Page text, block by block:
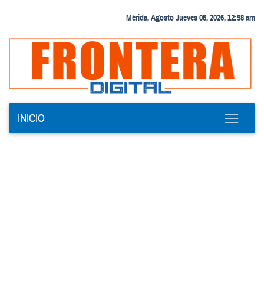
Mérida, Agosto Jueves 06, 2026, 12:58 am
INICIO